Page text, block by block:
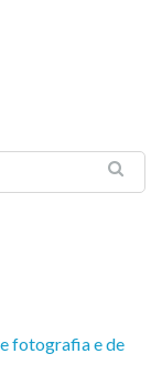
fotografia e de